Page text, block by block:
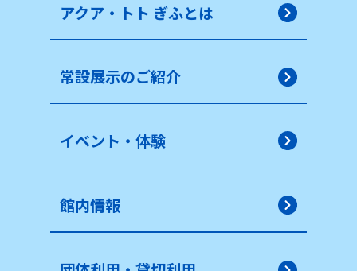
アクア・トト ぎふとは
常設展示のご紹介
イベント・体験
館内情報